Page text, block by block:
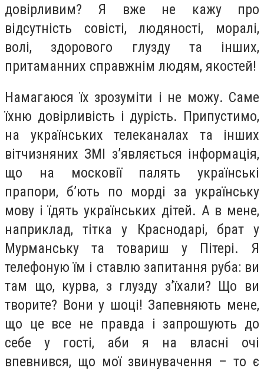
довірливим? Я вже не кажу про
відсутність совісті, людяності, моралі,
волі, здорового глузду та інших,
притаманних справжнім людям, якостей!
Намагаюся їх зрозуміти і не можу. Саме
їхню довірливість і дурість. Припустимо,
на українських телеканалах та інших
вітчизняних ЗМІ з’являється інформація,
що на московії палять українські
прапори, б’ють по морді за українську
мову і їдять українських дітей. А в мене,
наприклад, тітка у Краснодарі, брат у
Мурманську та товариш у Пітері. Я
телефоную їм і ставлю запитання руба: ви
там що, курва, з глузду з’їхали? Що ви
творите? Вони у шоці! Запевняють мене,
що це все не правда і запрошують до
себе у гості, аби я на власні очі
впевнився, що мої звинувачення – то є